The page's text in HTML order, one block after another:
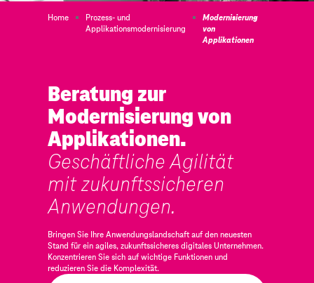
Home
Prozess- und
Applikationsmodernisierung
Modernisierung
von
Applikationen
Beratung zur
Modernisierung von
Applikationen.
Geschäftliche Agilität
mit zukunftssicheren
Anwendungen.
Bringen Sie Ihre Anwendungslandschaft auf den neuesten
Stand für ein agiles, zukunftssicheres digitales Unternehmen.
Konzentrieren Sie sich auf wichtige Funktionen und
reduzieren Sie die Komplexität.